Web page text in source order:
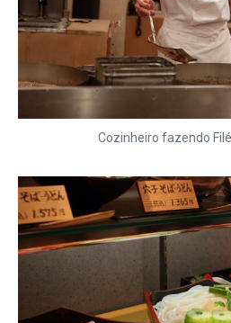
Cozinheiro fazendo